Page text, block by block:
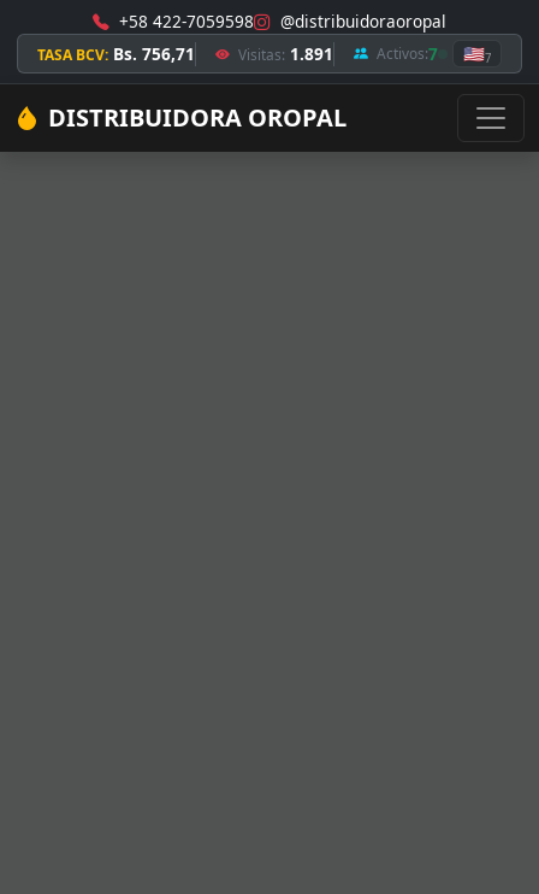
+58 422-7059598 @distribuidoraoropal
TASA BCV: Bs. 756,71 Visitas: 1.891 Activos:7 🇺🇸7
DISTRIBUIDORA OROPAL